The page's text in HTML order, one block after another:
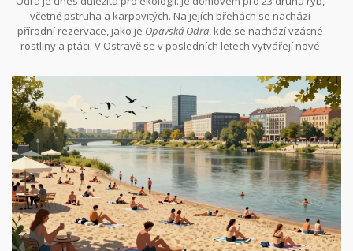
čistíren v Ostravě a Zlíně se obsah těžkých kovů snížil o 70 %.
včetně pstruha a karpovitých. Na jejích břehách se nachází
přírodní rezervace, jako je Opavská Odra, kde se nachází vzácné
rostliny a ptáci. V Ostravě se v posledních letech vytvářejí nové
procházku, ne jen na práci.